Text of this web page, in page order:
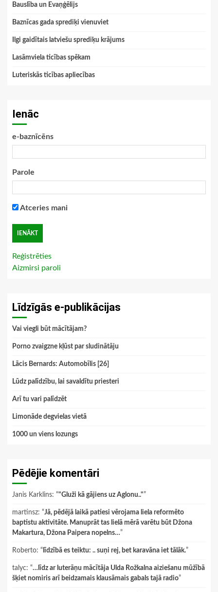
Bauslība un Evaņģēlijs
Baznīcas gada sprediķi vienuviet
Ilgi gaidītais latviešu sprediķu krājums
Lasāmviela ticības spēkam
Luteriskās ticības apliecības
Ienāc
e-baznīcēns
Parole
Atceries mani
Reģistrēties
Aizmirsi paroli
Līdzīgās e-publikācijas
Vai viegli būt mācītājam?
Porno zvaigzne kļūst par sludinātāju
Lācis Bernards: Automobīlis [26]
Lūdz palīdzību, lai savaldītu priesteri
Arī tu vari palīdzēt
Limonāde degvielas vietā
1000 un viens lozungs
Pēdējie komentāri
Janis Karklins: “"Gluži kā gājiens uz Aglonu.."”
martinsz: “Jā, pēdējā laikā patiesi vērojama liela reformēto
baptistu aktivitāte. Manuprāt tas lielā mērā varētu būt Džona
Makartura, Džona Paipera nopelns…”
Roberto: “ līdzībā es teiktu: .. suņi rej, bet karavāna iet tālāk.”
talyc: “…līdz ar luterāņu mācītāja Ulda Rožkalna aiziešanu mūžībā
šķiet nomiris arī beidzamais klausāmais gabals tajā radio”